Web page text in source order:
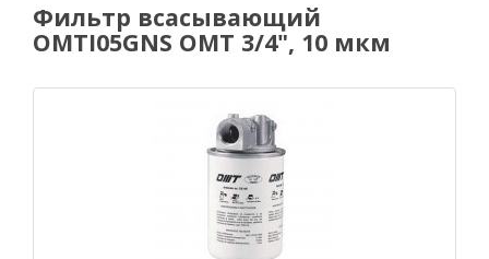
Фильтр всасывающий
OMTI05GNS OMT 3/4", 10 мкм